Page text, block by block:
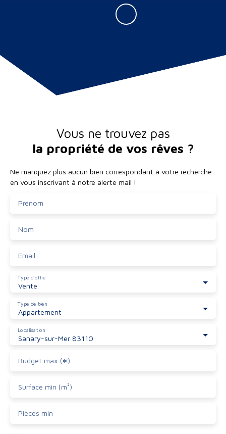
Vous ne trouvez pas
la propriété de vos rêves ?
Ne manquez plus aucun bien correspondant à votre recherche
en vous inscrivant à notre alerte mail !
Prénom
Nom
Email
Vente
Type d'offre
Appartement
Type de bien
Sanary-sur-Mer 83110
Localisation
Budget max (€)
Surface min (m²)
Pièces min